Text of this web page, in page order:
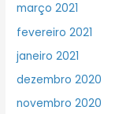
março 2021
fevereiro 2021
janeiro 2021
dezembro 2020
novembro 2020